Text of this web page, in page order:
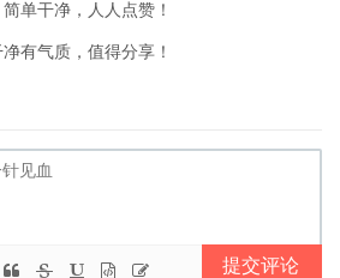
芳，是金子总要闪耀光芒。”你是一个
，也为你感到快乐。学习犹如逆水行
了可喜的进步，在成绩面前，你有新的
单干净，人人点赞！
有气质，值得分享！
提交评论